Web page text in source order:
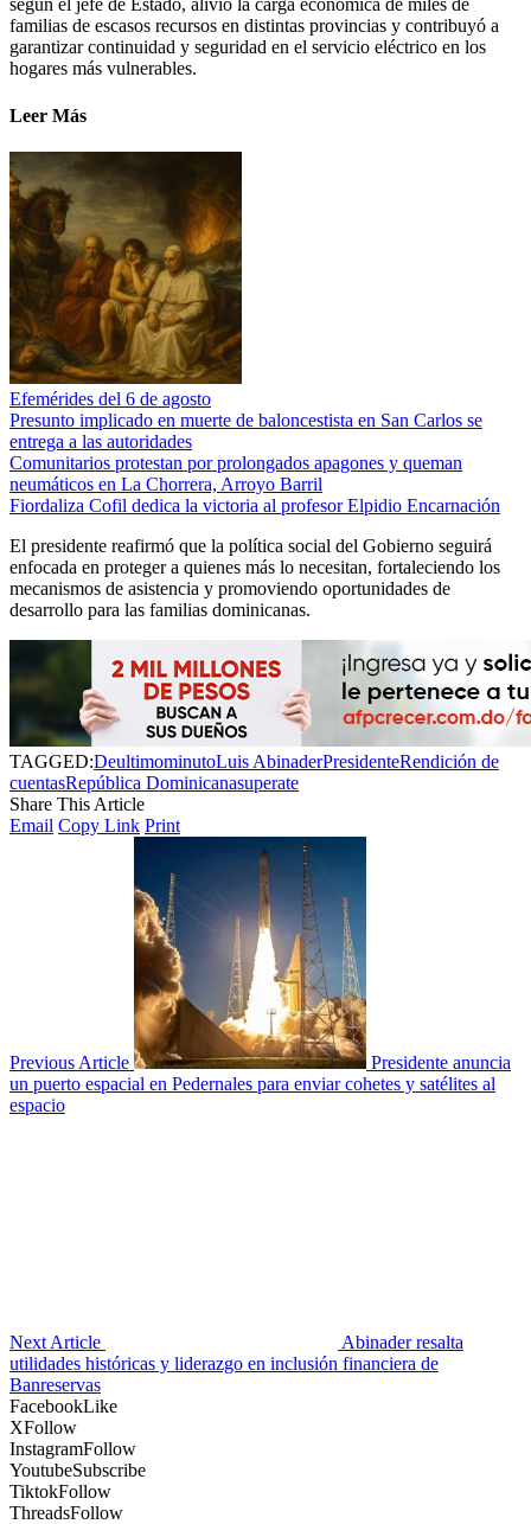
según el jefe de Estado, alivió la carga económica de miles de
familias de escasos recursos en distintas provincias y contribuyó a
garantizar continuidad y seguridad en el servicio eléctrico en los
hogares más vulnerables.
Leer Más
Efemérides del 6 de agosto
Presunto implicado en muerte de baloncestista en San Carlos se
entrega a las autoridades
Comunitarios protestan por prolongados apagones y queman
neumáticos en La Chorrera, Arroyo Barril
Fiordaliza Cofil dedica la victoria al profesor Elpidio Encarnación
El presidente reafirmó que la política social del Gobierno seguirá
enfocada en proteger a quienes más lo necesitan, fortaleciendo los
mecanismos de asistencia y promoviendo oportunidades de
desarrollo para las familias dominicanas.
TAGGED:DeultimominutoLuis AbinaderPresidenteRendición de
cuentasRepública Dominicanasuperate
Share This Article
Email Copy Link Print
Previous Article
Presidente anuncia
un puerto espacial en Pedernales para enviar cohetes y satélites al
espacio
Next Article
Abinader resalta
utilidades históricas y liderazgo en inclusión financiera de
Banreservas
FacebookLike
XFollow
InstagramFollow
YoutubeSubscribe
TiktokFollow
ThreadsFollow